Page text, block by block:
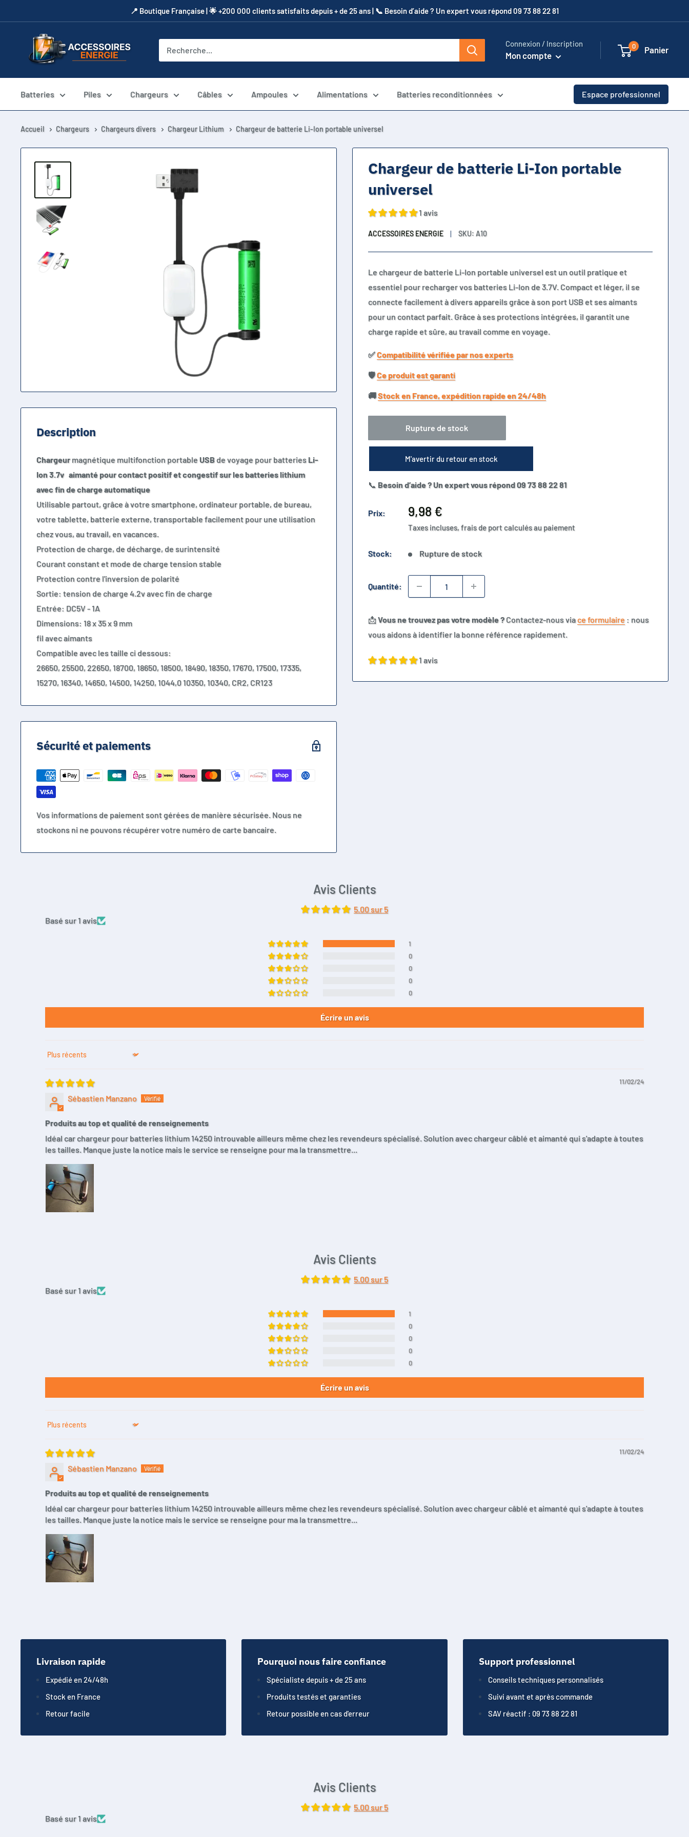
au
​📍​ Boutique Française | 🌟 +200 000 clients satisfaits depuis + de 25 ans | 📞​ Besoin d’aide ? Un expert vous répond 09 73 88 22 81
Accessoires
Energie
Connexion / Inscription
Mon compte
0 Panier
Batteries Piles Chargeurs Câbles Ampoules Alimentations Batteries reconditionnées Espace professionnel
Accueil Chargeurs Chargeurs divers Chargeur Lithium Chargeur de batterie Li-Ion portable universel
Chargeur de batterie Li-Ion portable
universel
1 avis
ACCESSOIRES ENERGIE SKU: A10
Le chargeur de batterie Li-Ion portable universel est un outil pratique et
essentiel pour recharger vos batteries Li-Ion de 3.7V. Compact et léger, il se
connecte facilement à divers appareils grâce à son port USB et ses aimants
pour un contact parfait. Grâce à ses protections intégrées, il garantit une
charge rapide et sûre, au travail comme en voyage.
✅​Compatibilité vérifiée par nos experts
🛡️​Ce produit est garanti
🚚​Stock en France, expédition rapide en 24/48h
Rupture de stock
M'avertir du retour en stock
📞 Besoin d’aide ? Un expert vous répond 09 73 88 22 81
Prix:
Prix
réduit
9,98 €
Taxes incluses, frais de port calculés au paiement
Stock: Rupture de stock
Quantité:
📩Vous ne trouvez pas votre modèle ?Contactez-nous viace formulaire : nous
vous aidons à identifier la bonne référence rapidement.
1 avis
Description
Chargeurmagnétique multifonction portableUSB de voyage pour batteries Li-
Ion 3.7v aimanté pour contact positif et congestif sur les batteries lithium
avec fin de charge automatique
Utilisable partout, grâce à votre smartphone, ordinateur portable, de bureau,
votre tablette, batterie externe, transportable facilement pour une utilisation
chez vous, au travail, en vacances.
Protection de charge, de décharge, de surintensité
Courant constant et mode de charge tension stable
Protection contre l'inversion de polarité
Sortie: tension de charge 4.2v avec fin de charge
Entrée: DC5V - 1A
Dimensions: 18 x 35 x 9 mm
fil avec aimants
Compatible avec les taille ci dessous:
26650, 25500, 22650, 18700, 18650, 18500,18490, 18350, 17670, 17500, 17335,
15270, 16340,14650, 14500, 14250, 1044,0 10350, 10340, CR2, CR123
Sécurité et paiements
Vos informations de paiement sont gérées de manière sécurisée. Nous ne
stockons ni ne pouvons récupérer votre numéro de carte bancaire.
Avis Clients
5.00 sur 5
Basé sur 1 avis
1
0
0
0
0
Écrire un avis
Sort by
11/02/24
Sébastien Manzano
Produits au top et qualité de renseignements
Idéal car chargeur pour batteries lithium 14250 introuvable ailleurs même chez les revendeurs spécialisé. Solution avec chargeur câblé et aimanté qui s'adapte à toutes
les tailles. Manque juste la notice mais le service se renseigne pour ma la transmettre...
Avis Clients
5.00 sur 5
Basé sur 1 avis
1
0
0
0
0
Écrire un avis
Sort by
11/02/24
Sébastien Manzano
Produits au top et qualité de renseignements
Idéal car chargeur pour batteries lithium 14250 introuvable ailleurs même chez les revendeurs spécialisé. Solution avec chargeur câblé et aimanté qui s'adapte à toutes
les tailles. Manque juste la notice mais le service se renseigne pour ma la transmettre...
Livraison rapide
Expédié en 24/48h
Stock en France
Retour facile
Pourquoi nous faire confiance
Spécialiste depuis + de 25 ans
Produits testés et garanties
Retour possible en cas d'erreur
Support professionnel
Conseils techniques personnalisés
Suivi avant et après commande
SAV réactif : 09 73 88 22 81
Avis Clients
5.00 sur 5
Basé sur 1 avis